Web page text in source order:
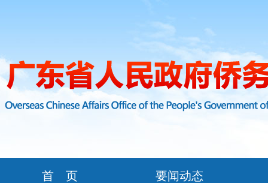
首 页 要闻动态